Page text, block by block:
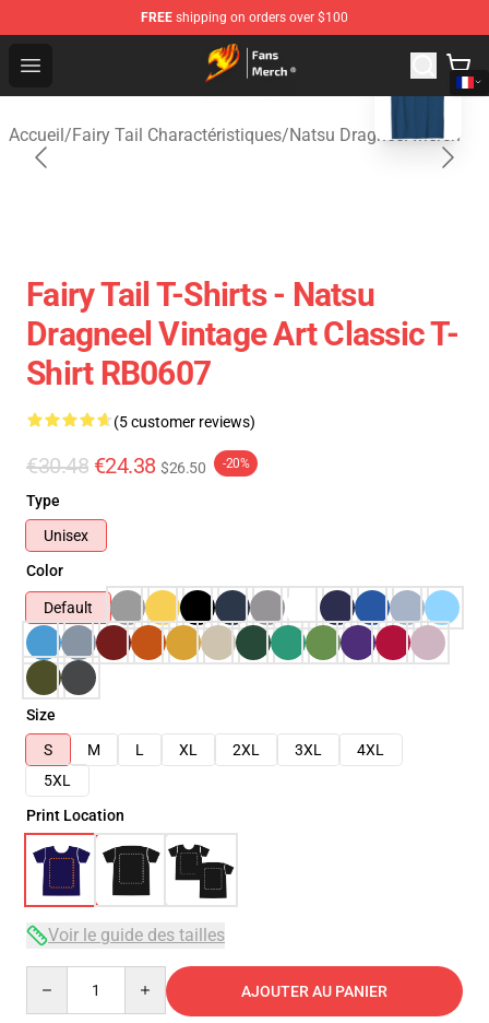
FREE shipping on orders over $100
Open menu
Fairy Tail Store - Official Fairy Tail Merchandise Shop
Accueil/Fairy Tail Charactéristiques/Natsu Dragneel Merch
blank template
Fairy Tail T-Shirts - Natsu
Dragneel Vintage Art Classic T-
Shirt RB0607
(5 customer reviews)
€30.48 €24.38 $26.50 -20%
Type
Unisex
Color
Default
Size
S
M L XL 2XL 3XL
4XL
5XL
Print Location
Voir le guide des tailles
AJOUTER AU PANIER